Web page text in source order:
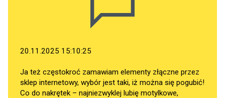
20.11.2025 15:10:25
Ja też częstokroć zamawiam elementy złączne przez
sklep internetowy, wybór jest taki, iż można się pogubić!
Co do nakrętek – najniezwyklej lubię motylkowe,